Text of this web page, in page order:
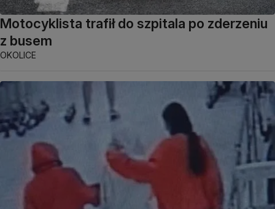
Motocyklista trafił do szpitala po zderzeniu
z busem
OKOLICE